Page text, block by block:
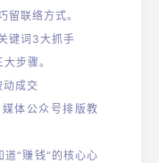
留联络方式。
键词3大抓手
步骤。
成交
体公众号排版教
“赚钱”的核心心